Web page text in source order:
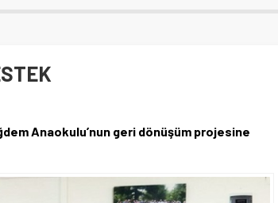
Anaokulu’nun geri dönüşüm projesine